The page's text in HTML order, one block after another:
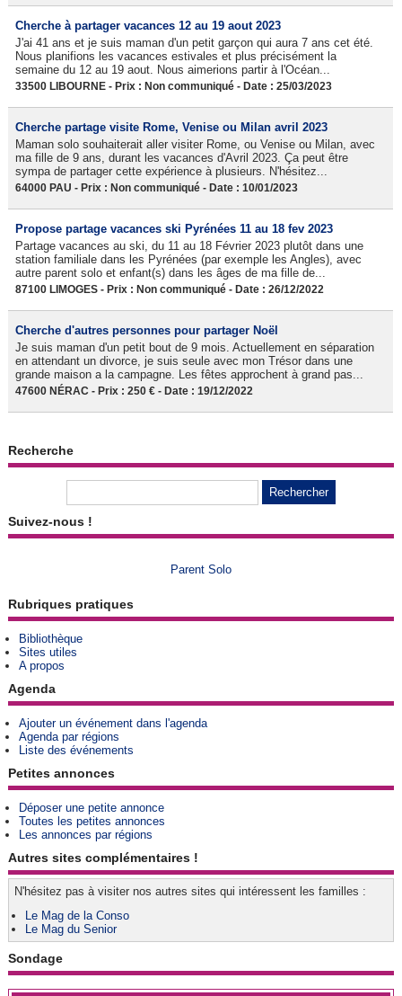
Cherche à partager vacances 12 au 19 aout 2023
J'ai 41 ans et je suis maman d'un petit garçon qui aura 7 ans cet été.
Nous planifions les vacances estivales et plus précisément la
semaine du 12 au 19 aout. Nous aimerions partir à l'Océan...
33500 LIBOURNE - Prix : Non communiqué - Date : 25/03/2023
Cherche partage visite Rome, Venise ou Milan avril 2023
Maman solo souhaiterait aller visiter Rome, ou Venise ou Milan, avec
ma fille de 9 ans, durant les vacances d'Avril 2023. Ça peut être
sympa de partager cette expérience à plusieurs. N'hésitez...
64000 PAU - Prix : Non communiqué - Date : 10/01/2023
Propose partage vacances ski Pyrénées 11 au 18 fev 2023
Partage vacances au ski, du 11 au 18 Février 2023 plutôt dans une
station familiale dans les Pyrénées (par exemple les Angles), avec
autre parent solo et enfant(s) dans les âges de ma fille de...
87100 LIMOGES - Prix : Non communiqué - Date : 26/12/2022
Cherche d'autres personnes pour partager Noël
Je suis maman d'un petit bout de 9 mois. Actuellement en séparation
en attendant un divorce, je suis seule avec mon Trésor dans une
grande maison a la campagne. Les fêtes approchent à grand pas...
47600 NÉRAC - Prix : 250 € - Date : 19/12/2022
Recherche
Suivez-nous !
Parent Solo
Rubriques pratiques
Bibliothèque
Sites utiles
A propos
Agenda
Ajouter un événement dans l'agenda
Agenda par régions
Liste des événements
Petites annonces
Déposer une petite annonce
Toutes les petites annonces
Les annonces par régions
Autres sites complémentaires !
N'hésitez pas à visiter nos autres sites qui intéressent les familles :
Le Mag de la Conso
Le Mag du Senior
Sondage